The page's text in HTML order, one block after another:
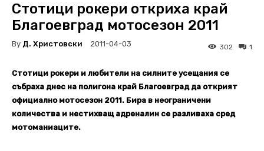
Стотици рокери откриха край
Благоевград мотосезон 2011
By Д. Христовски 2011-04-03 1
302
Стотици рокери и любители на силните усещания се
събраха днес на полигона край Благоевград да открият
официално мотосезон 2011. Бира в неограничени
количества и нестихващ адреналин се разливаха сред
мотоманиаците.